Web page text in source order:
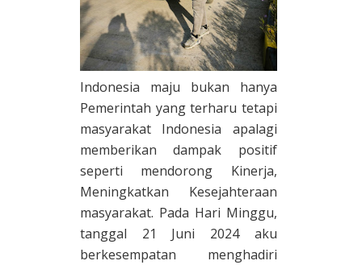
Indonesia maju bukan hanya
Pemerintah yang terharu tetapi
masyarakat Indonesia apalagi
memberikan dampak positif
seperti mendorong Kinerja,
Meningkatkan Kesejahteraan
masyarakat. Pada Hari Minggu,
tanggal 21 Juni 2024 aku
berkesempatan menghadiri